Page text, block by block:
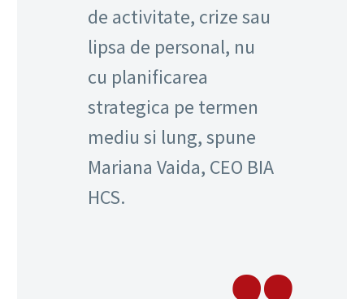
de activitate, crize sau
lipsa de personal, nu
cu planificarea
strategica pe termen
mediu si lung, spune
Mariana Vaida, CEO BIA
HCS.